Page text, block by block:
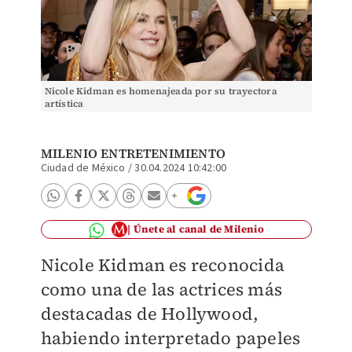
Nicole Kidman es homenajeada por su trayectora
artística
MILENIO ENTRETENIMIENTO
Ciudad de México /30.04.2024 10:42:00
Únete al canal de Milenio
Nicole Kidman es reconocida
como una de las actrices más
destacadas de Hollywood,
habiendo interpretado papeles